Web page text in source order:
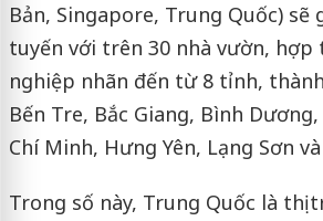
Bản, Singapore, Trung Quốc) sẽ
tuyến với trên 30 nhà vườn, hợp
nghiệp nhãn đến từ 8 tỉnh,
Bến Tre, Bắc Giang, Bình
Chí Minh, Hưng Yên, Lạng Sơn
Trong số này, Trung Quốc là thị